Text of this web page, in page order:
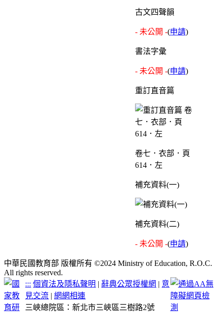
古文四聲韻
- 未公開 -(申請)
書法字彙
- 未公開 -(申請)
重訂直音篇
卷七．衣部．頁
614．左
補充資料(一)
補充資料(二)
- 未公開 -(申請)
中華民國教育部 版權所有 ©2024 Ministry of Education, R.O.C.
All rights reserved.
::: 個資法及隱私聲明 | 辭典公眾授權網 | 意
見交流 |網網相連
三峽總院區：新北市三峽區三樹路2號